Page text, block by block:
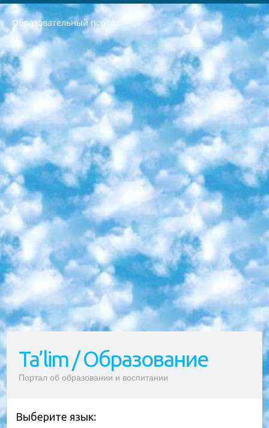
Образовательный портал
РЕСПУБЛИКА УЗБЕКИСТАН МИНИСТРЕРСТВО ДОШКОЛЬНОГО И ШКОЛЬНОГО ОБРАЗОВАНИЯ КОМАНДА в общеобразовательных учреждениях в 2023-2024 учебном году организация и проведение итоговой государственной аттестации обучающихся о Министра дошкольного и школьного образования Республики Узбекистан от 4 марта 2008 года (постановлением Минюста от 20 марта 2008 года № 1778 государственной регистрации) «Итоговое состояние учащихся общего среднего образования на основании положения об утверждении положения об аттестации общего среднего образования выпускной экзамен студентов в образовательных учреждениях в 2023-2024 учебном году В целях организации и прохождения аттестации приказываю: 1. Следующее: перечень предметов, по которым будет проводиться итоговая государственная аттестация и экзамен формы перевода согласно приложению 1; сертификаты международного образца, оценивающие уровень владения иностранными языками перечень согласно приложению 2; 2. Педагогический при специализированных образовательных учреждениях. научно-практический центр квалификации и международной оценки (Д.Давидова) 2024 г. До 25 марта: задания по предметам, по которым будет проводиться итоговая аттестация разработка и утверждение технических условий; итоговая аттестация на основании разработанного предметного задания разработка вопросов по предметам (устно и письменно), экзамен передача; общеобразовательные средние школы и специальные учебные заведения учащиеся выпускных классов школ и интернатов в агентской системе подготовка базы данных экзаменационных материалов и критериев оценки; перевод базы экзаменационных материалов на все языки обучения подать в Республиканский образовательный центр для изготовления; варианты экзаменов на основе разработанных контрольных материалов пусть будут поставлены задачи формирования. 3. Республиканский образовательный центр (Ш.Худайкулов) до 5 апреля 2024 года. до: база данных предоставленных экзаменационных материалов на все языки обучения перевод и экспертиза; для слепых, слабовидящих, глухих, слабослышащих и умственно отсталых детей учащиеся выпускных классов специализированных школ и школ-интернатов база данных экзаменационных материалов на всех преподаваемых языках подготовка критериев оценки; специализированные школы для умственно отсталых детей и технологии для учащихся выпускных классов школ-интернатов разработка соответствующих рекомендаций и критериев проведения ЕГЭ по естествознанию давать задания. 4. Педагогический при специализированных образовательных учреждениях. Научно-практический центр навыков и международной оценки (Д.Давидова), Республика образовательный центр (Худайкулов Ш.) итоговый государственный аттестационный экзамен ориентирован на творческое и логическое мышление при подготовке базы материалов учитывать введение заданий. 5. Следует отметить, что: сертификат государственного образца о знании общеобразовательного предмета и как минимум национальный уровень B1 по предметам на иностранных языках, указанным в Приложении 2. или международно признанный сертификат эквивалентного уровня студенты, изучающие определенный предмет, освобождаются от экзамена; по соответствующим предметам запланирована итоговая государственная аттестация за день до дня, путем жеребьевки Рабочей группой (в письменной форме по предметам, проводимым в форме) из числа сформированных вариантов выбрано 2 варианта; 2 выбранных варианта экзамена анонсированы на официальном сайте министерства и все выпускники по всей стране на основе этих вариантов проводит итоговую государственную аттестацию. 6. Государственное образование учащихся средних общеобразовательных учреждений. знания в соответствии с квалификационными требованиями, которые необходимо приобрести на основании стандартов итоговый (выпускной) контроль для 9 и 11 классов в целях тестирования Экзамены (далее – экзамены) состоят из предметов, перечисленных в приложении 1. будет сделано. 7. Экзамены пройдут с 26 мая по 15 июня 2024 г. (кроме науки физического воспитания). 8. Физическая для учащихся 9 классов общесредних образовательных учреждений. Экзамены по предмету «Образование, квалификация медицина» 1-6 мая 2024 года. сотрудники перевести под присмотр (с отклонениями в физическом или умственном развитии) специализированная школа для детей, школы-интернаты и со сколиозом школы-интернаты санаторного типа для больных детей исключены). 9. Он был слепым, слабовидящим и имел нарушения опорно-двигательного аппарата. экзамены в специализированных школах и интернатах для детей должны проводиться исходя из требований, предъявляемых к общеобразовательным учреждениям (физкультура кроме науки). 10. Специализированная школа для глухих и слабослышащих детей. и экзамены в интернатах и быть реализован в виде письменного теста по математике. 11. Специальность для умственно отсталых детей. Для 9 класса Родной язык и литературное письмо Государственный язык (язык обучения – узбекский). для неклассов) написано Математическое письмо Письменная/устная история Узбекистана Физическое воспитание практично Итоговый контроль Для 11 класса Написание родного языка и литературы (эссе) Математическое письмо Узбекский язык (обучение на узбекском языке) не посещающее общее среднее образование для учреждений)/Образовательное учреждение выбор письменный и устный Иностранный язык письменный/устный Письменная/устная история Узбекистана *По выбору студента:  Химия  Физика  Основы государственного права  География 10 бесплатных образовательных ресурсов - Мы составили подборку онлайн-проектов с интерактивными упражнениями, видеолекциями и статьями. Они помогут вам обрести новые и освежить старые знания бесплатно. 1. «ИНТУИТ» Старейшая образовательная площадка Рунета. Здесь вы найдёте сотни текстовых и видеокурсов на десятки различных тем — от программирования до психологии. Многие курсы подготовлены российскими университетами и крупными международными компаниями вроде Intel и Microsoft. Самостоятельное обучение бесплатное, но желающие могут оплатить услуги персональных наставников. 2. «Смартия» знакомит с актуальными профессиями и подсказывает, как им обучаться. Выбрав заинтересовавшую вас специальность — SMM-специалист, фотограф, веб-дизайнер или другую, — увидите список необходимых для неё умений. Чтобы вы могли освоить их самостоятельно, для каждого умения площадка отображает подборку ссылок на учебные материалы. Хотя «Смартия» ориентируется на русскоязычную аудиторию, часть контента всё же доступна только на английском. 3. «Лекторий Физтеха» Проект Московского физико-технического института (Физтеха). С его помощью вы можете смотреть онлайн серии лекций, записанные на видео в этом вузе. В числе доступных предметов — физика, биология, химия, информационные технологии и другие. К некоторым лекциям администрация ресурса прилагает готовые конспекты, которые можно скачивать в PDF-формате. 4. ITMOcourses Онлайн-площадка Санкт-Петербургского национального исследовательского университета информационных технологий, механики и оптики (ИТМО). Ресурс предоставляет свободный доступ к курсам, разработанным в этом вузе. Каталог материалов разбит на четыре категории: «Оптические системы и технологии», «Приборостроение и робототехника», «Информационные технологии» и «Биотехнологии». Курсы состоят из видеолекций, интерактивных демонстраций и заданий. 5. «КиберЛенинка» Электронная научная библиотека открытого доступа. Каталог площадки регулярно обрастает текстами статей из различных научных изданий. Сгруппированные по журналам и рубрикам публикации можно читать онлайн или скачивать целиком в PDF-формате. Проект нацелен на популяризацию науки за счёт открытого доступа к качественной информации. 6. «ПостНаука» На этом ресурсе публикуют подборки видеолекций, составленные экспертами из разных отраслей и объединённые общими темами. Среди них, к примеру, есть серии «Биоинформатика и геномика», «Культура средневековой Скандинавии» и Cinema Studies о теории кино. Каждая подборка лекций — логически связанная история, рассказанная экспертом от первого лица. Кроме того, на сайте появляются научно-образовательные статьи и тесты на разные темы. 7. «Newочём» Команда проекта «Newочём» отбирает самые интересные тексты из англоязычных СМИ и переводит те из них, за которые голосуют участники сообщества «ВКонтакте». По большей части это научно-популярные статьи. Редакторы придумывают лишь заголовки, в остальном содержание переводов соответствует оригиналам. Полные тексты можно читать прямо в социальной сети. 8. InternetUrok Онлайн-база материалов по основным дисциплинам школьной программы. Информация на сайте структурирована по классам, предметам и темам (урокам). Каждый урок состоит из видеолекций и конспектов. Есть также интерактивные тренажёры и тесты для закрепления пройденного материала. Даже если вы давно окончили школу, возможность повторить программу старших классов всегда может пригодиться. 9. Edutainme Ещё один ресурс об образовании. В отличие от Newtonew, как мне кажется, Edutainme больше ориентируется на представителей индустрии: педагогов, предпринимателей, разработчиков образовательных проектов. Но и любой, кто просто стремится к саморазвитию, найдёт на сайте много полезного и интересного для себя. Например, информацию о новых курсах и образовательных сервисах. 10. Newtonew Онлайн-медиа об образовании и обучении в широком смысле. Авторы Newtonew пишут об инструментах, заведениях, тактиках и стратегиях, которые помогают учить других и получать новые знания самостоятельно. На этой площадке вы найдёте новости, обзоры, аналитические мат
Ta’lim / Образование
Портал об образовании и воспитании
Выберите язык: